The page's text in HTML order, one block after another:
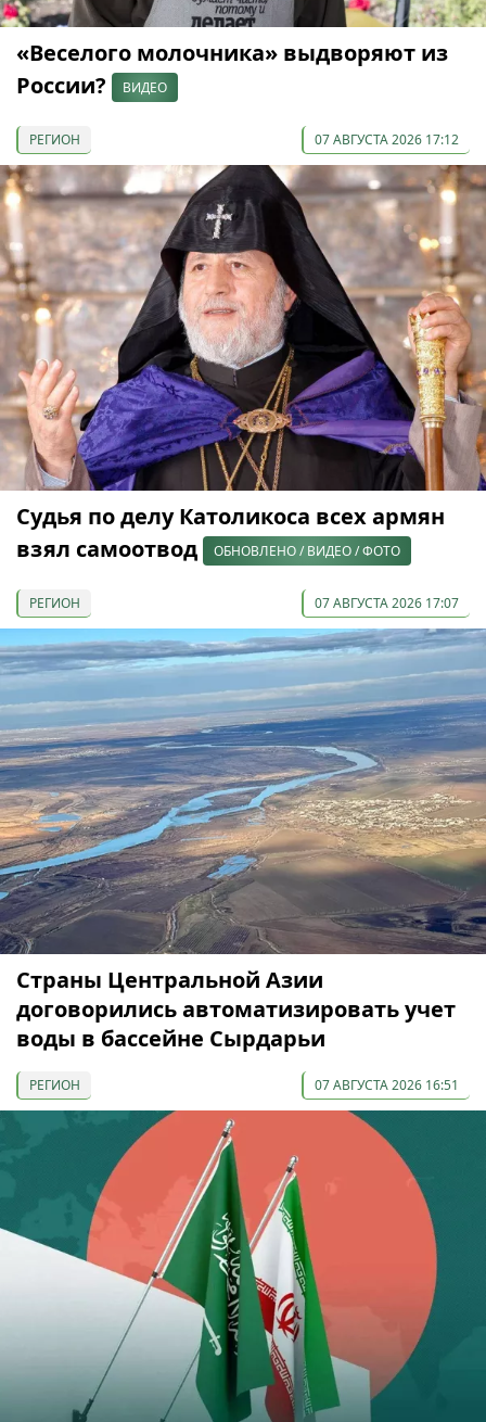
«Веселого молочника» выдворяют из
России?
ВИДЕО
РЕГИОН 07 АВГУСТА 2026 17:12
Судья по делу Католикоса всех армян
взял самоотвод
ОБНОВЛЕНО / ВИДЕО / ФОТО
РЕГИОН 07 АВГУСТА 2026 17:07
Страны Центральной Азии
договорились автоматизировать учет
воды в бассейне Сырдарьи
РЕГИОН 07 АВГУСТА 2026 16:51